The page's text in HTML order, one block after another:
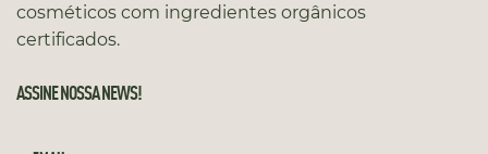
cosméticos com ingredientes orgânicos
certificados.
ASSINE NOSSA NEWS!